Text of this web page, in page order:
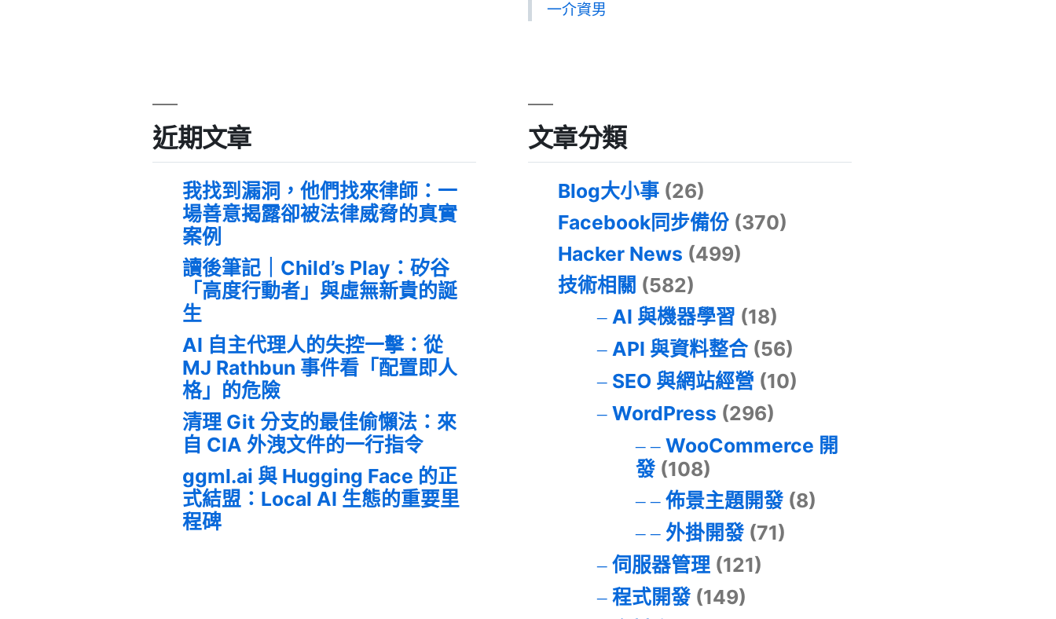
一介資男
近期文章
我找到漏洞，他們找來律師：一
場善意揭露卻被法律威脅的真實
案例
讀後筆記｜Child’s Play：矽谷
「高度行動者」與虛無新貴的誕
生
AI 自主代理人的失控一擊：從
MJ Rathbun 事件看「配置即人
格」的危險
清理 Git 分支的最佳偷懶法：來
自 CIA 外洩文件的一行指令
ggml.ai 與 Hugging Face 的正
式結盟：Local AI 生態的重要里
程碑
文章分類
Blog大小事 (26)
Facebook同步備份 (370)
Hacker News (499)
技術相關 (582)
AI 與機器學習 (18)
API 與資料整合(56)
SEO 與網站經營 (10)
WordPress (296)
WooCommerce 開
發(108)
佈景主題開發(8)
外掛開發(71)
伺服器管理(121)
程式開發(149)